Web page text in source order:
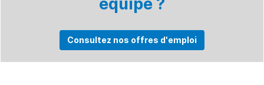
Consultez nos offres d'emploi